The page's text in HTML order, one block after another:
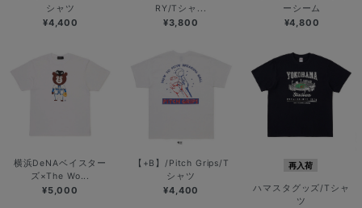
シャツ
¥4,400
RY/Tシャ...
¥3,800
ーシーム
¥4,800
横浜DeNAベイスター
ズ×The Wo...
¥5,000
【+B】/Pitch Grips/T
シャツ
¥4,400
再入荷
ハマスタグッズ/Tシャ
ツ